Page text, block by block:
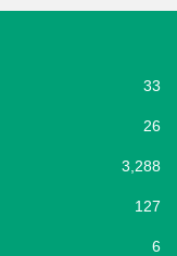
33
26
3,288
127
6